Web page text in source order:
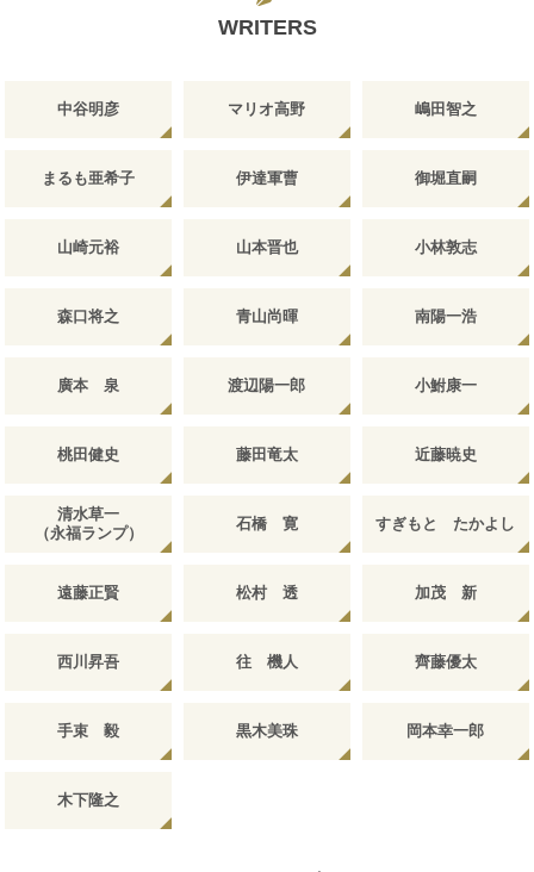
WRITERS
中谷明彦 マリオ高野 嶋田智之
まるも亜希子 伊達軍曹 御堀直嗣
山崎元裕 山本晋也 小林敦志
森口将之 青山尚暉 南陽一浩
廣本 泉 渡辺陽一郎 小鮒康一
桃田健史 藤田竜太 近藤暁史
清水草一
（永福ランプ）
石橋 寛 すぎもと たかよし
遠藤正賢 松村 透 加茂 新
西川昇吾 往 機人 齊藤優太
手束 毅 黒木美珠 岡本幸一郎
木下隆之